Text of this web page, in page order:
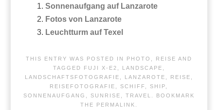
Sonnenaufgang auf Lanzarote
Fotos von Lanzarote
Leuchtturm auf Texel
THIS ENTRY WAS POSTED IN PHOTO REISE AND
TAGGED
FUJI X-E2 LANDSCAPE
LANDSCHAFTSFOTOGRAFIE
LANZAROTE REISE
REISEFOTOGRAFIE
,SCHIFF ,SHIP
SONNENAUFGANG
SUNRISE TRAVEL
. BOOKMARK
THE
PERMALINK